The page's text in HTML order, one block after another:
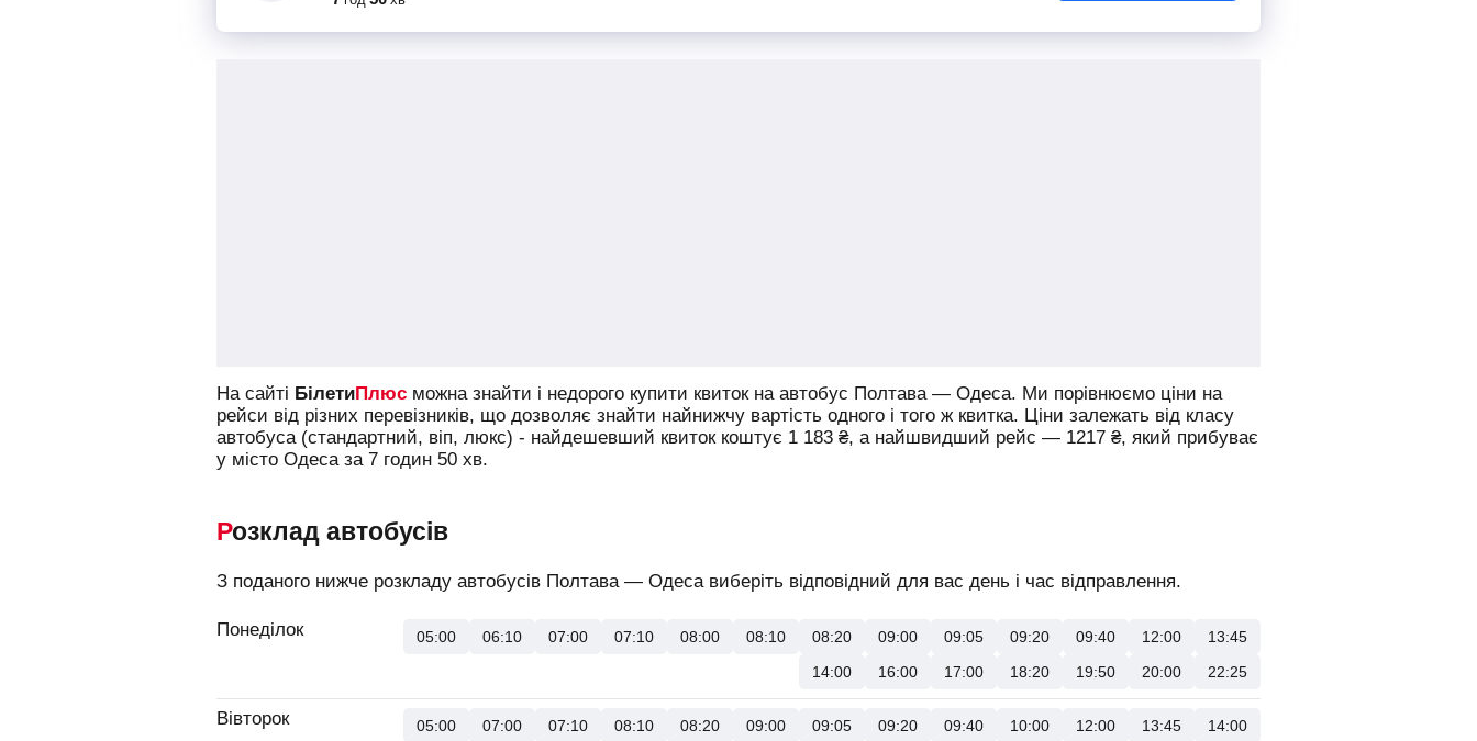
На сайті БілетиПлюс можна знайти і недорого купити квиток на автобус Полтава — Одеса. Ми порівнюємо ціни на
рейси від різних перевізників, що дозволяє знайти найнижчу вартість одного і того ж квитка. Ціни залежать від класу
автобуса (стандартний, віп, люкс) - найдешевший квиток коштує 1 183 ₴, а найшвидший рейс — 1217 ₴, який прибуває
у місто Одеса за 7 годин 50 хв.
Розклад автобусів
З поданого нижче розкладу автобусів Полтава — Одеса виберіть відповідний для вас день і час відправлення.
Понеділок 05:00 06:10 07:00 07:10 08:00 08:10 08:20 09:00 09:05 09:20 09:40 12:00
13:45
14:00
16:00 17:00 18:20 19:50 20:00 22:25
Вівторок 05:00 07:00 07:10 08:10 08:20 09:00 09:05 09:20 09:40 10:00 12:00 13:45
14:00